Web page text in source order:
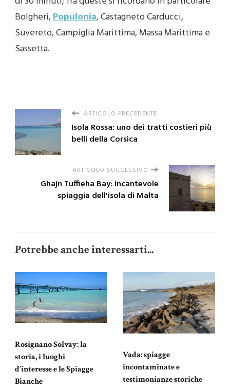
Bolgheri,Populonia, Castagneto Carducci,
Suvereto, Campiglia Marittima, Massa Marittima e
Sassetta.
ARTICOLO PRECEDENTE
Isola Rossa: uno dei tratti costieri più
belli della Corsica
ARTICOLO SUCCESSIVO
Ghajn Tuffieha Bay: incantevole
spiaggia dell'isola di Malta
Potrebbe anche interessarti...
Rosignano Solvay: la
storia, i luoghi
d’interesse e le Spiagge
Bianche
Vada: spiagge
incontaminate e
testimonianze storiche